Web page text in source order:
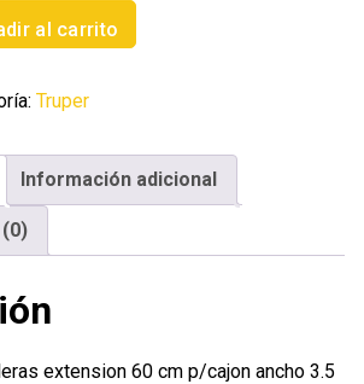
al carrito
Truper
Información adicional
extension 60 cm p/cajon ancho 3.5